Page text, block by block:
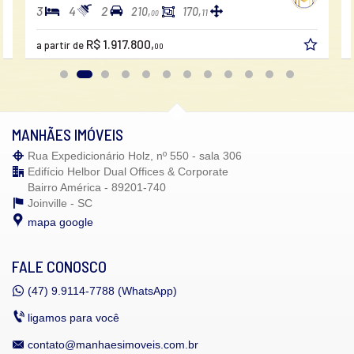
3 4 2 210,00 170,11
a partir de R$ 1.917.800,00
MANHÃES IMÓVEIS
Rua Expedicionário Holz, nº 550 - sala 306
Edifício Helbor Dual Offices & Corporate
Bairro América - 89201-740
Joinville - SC
mapa google
FALE CONOSCO
(47) 9.9114-7788 (WhatsApp)
ligamos para você
contato@manhaesimoveis.com.br